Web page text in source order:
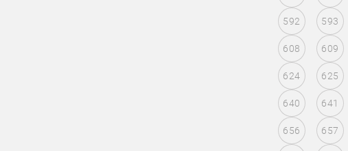
592 593
608 609
624 625
640 641
656 657